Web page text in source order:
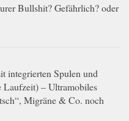
Bullshit? Gefährlich? oder
integrierten Spulen und
– Ultramobiles
Migräne & Co. noch